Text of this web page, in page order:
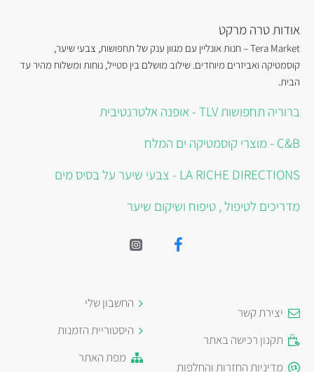
אודות טרה מרקט
Tera Market – חנות אונליין עם מגוון ענק של תחפושות, צבעי שיער,
קוסמטיקה ואביזרים מיוחדים. שילוב מושלם בין סטייל, נוחות ומשלוח מהיר עד
הבית.
ברוריה תחפושות TLV - אופנה אלטרנטיבית
C&B - מוצרי קוסמטיקה ים המלח
LA RICHE DIRECTIONS - צבעי שיער על בסיס מים
מדריכים לטיפול , טיפוח ושיקום שיער
יצירת קשר
תקנון רכישה באתר
מדיניות החזרות והחלפות
החשבון שלי
היסטוריית הזמנות
מפת האתר